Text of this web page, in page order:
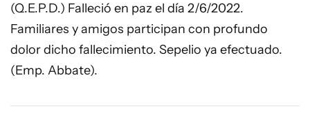
(Q.E.P.D.) Falleció en paz el día 2/6/2022.
Familiares y amigos participan con profundo
dolor dicho fallecimiento. Sepelio ya efectuado.
(Emp. Abbate).